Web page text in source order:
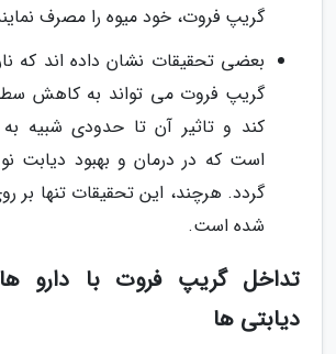
گریپ فروت، خود میوه را مصرف
بعضی تحقیقات نشان داده اند که
گریپ فروت می تواند به کاهش
کند و تاثیر آن تا حدودی شبیه به
گردد. هرچند، این تحقیقات تنها بر
شده است.
تداخل گریپ فروت با
دیابتی ها